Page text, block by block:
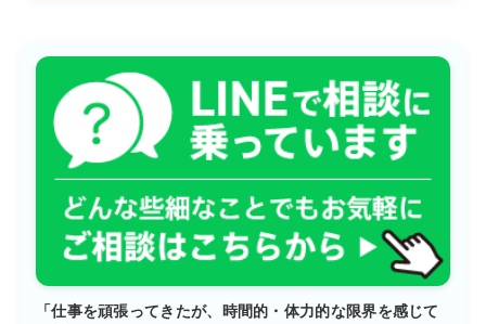
「仕事を頑張ってきたが、時間的・体力的な限界を感じて